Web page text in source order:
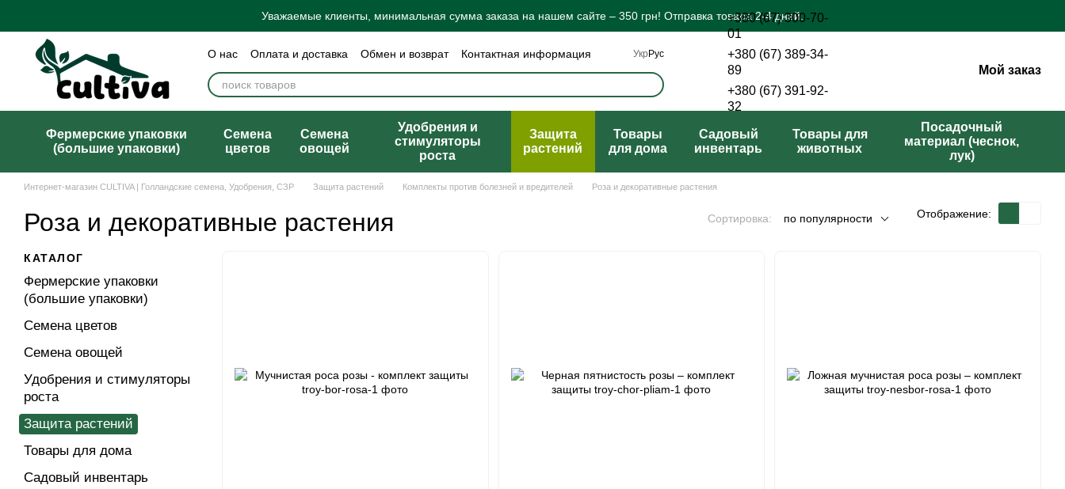
Уважаемые клиенты, минимальная сумма заказа на нашем сайте – 350 грн! Отправка товара 2-4 дней.
О нас Оплата и доставка Обмен и возврат
Контактная информация
Бренды
Блог Политика конфиденциальности
Отзывы о магазине
Договор публичной оферты
Укр Рус
+380 (67) 300-70-
01
+380 (67) 389-34-
89
+380 (67) 391-92-
32
Мой заказ
Фермерские упаковки
(большие упаковки)
Семена
цветов
Семена
овощей
Удобрения и
стимуляторы
роста
Защита
растений
Товары
для дома
Cадовый
инвентарь
Товары для
животных
Посадочный
материал (чеснок,
лук)
Интернет-магазин CULTIVA | Голландские семена, Удобрения, СЗР Защита растений Комплекты против болезней и вредителей Роза и декоративные растения
Роза и декоративные растения Сортировка: по популярности Отображение:
КАТАЛОГ
Фермерские упаковки
(большие упаковки)
Семена цветов
Семена овощей
Удобрения и стимуляторы
роста
Защита растений
Товары для дома
Cадовый инвентарь